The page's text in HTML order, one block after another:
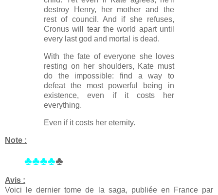
destroy Henry, her mother and the
rest of council. And if she refuses,
Cronus will tear the world apart until
every last god and mortal is dead.
With the fate of everyone she loves
resting on her shoulders, Kate must
do the impossible: find a way to
defeat the most powerful being in
existence, even if it costs her
everything.
Even if it costs her eternity.
Note :
♣♣♣♣♣
Avis :
Voici le dernier tome de la saga, publiée en France par